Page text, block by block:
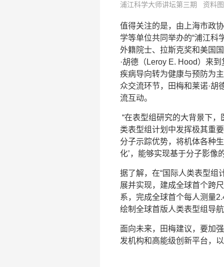
浦江科学大师讲坛第三期 资料图
值得关注的是，由上海市政
学等单位共同举办的“浦江科
外籍院士、拉斯克奖和美国
·胡德（Leroy E. Hood）来
疾病导向转为健康与预防为
众交流环节，田梅和莱诺·胡
流互动。
“在表型组研究的大背景下
类表型组计划中发挥极其重
分子示踪优势，将机体各种
化’，能够实现基于分子影像
据了解，在“国际人类表型组
展并实现，建成全球首个跨
系，完成全球首个每人测量
绘制全球首版人类表型组导
面向未来，田梅建议，要加
发机构和高能级创新平台，